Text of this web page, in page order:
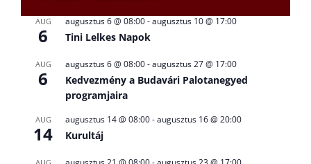
AUG
6
augusztus 6 @ 08:00-augusztus 10 @ 17:00
Tini Lelkes Napok
AUG
6
augusztus 6 @ 08:00-augusztus 27 @ 17:00
Kedvezmény a Budavári Palotanegyed
programjaira
AUG
14
augusztus 14 @ 08:00-augusztus 16 @ 20:00
Kurultáj